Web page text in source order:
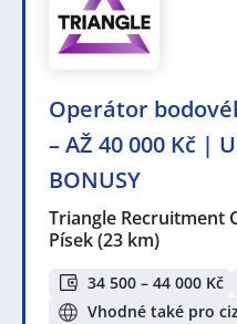
Operátor
– AŽ 40 000 Kč |
BONUSY
Triangle Recruitment
Písek(23 km)
34 500 – 44 000 Kč
Vhodné také pro